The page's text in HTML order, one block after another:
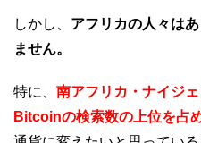
しかし、 アフリカの人々は
ません。
特に、 南アフリカ・ナイジ
Bitcoinの検索数の上位を占